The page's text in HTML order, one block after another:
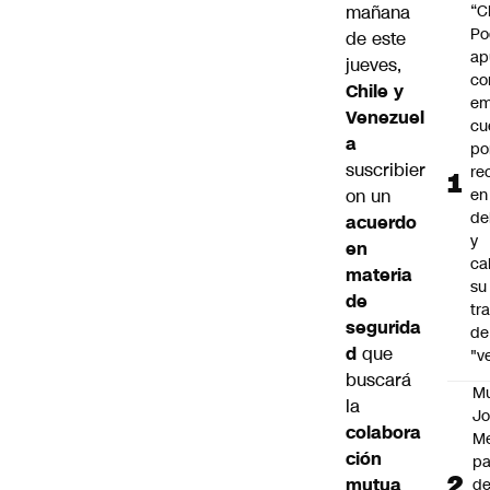
mañana
de este
jueves,
Chile y
Venezuel
a
suscribier
on un
acuerdo
en
materia
de
segurida
d que
buscará
la
colabora
ción
mutua
y
su
de
de